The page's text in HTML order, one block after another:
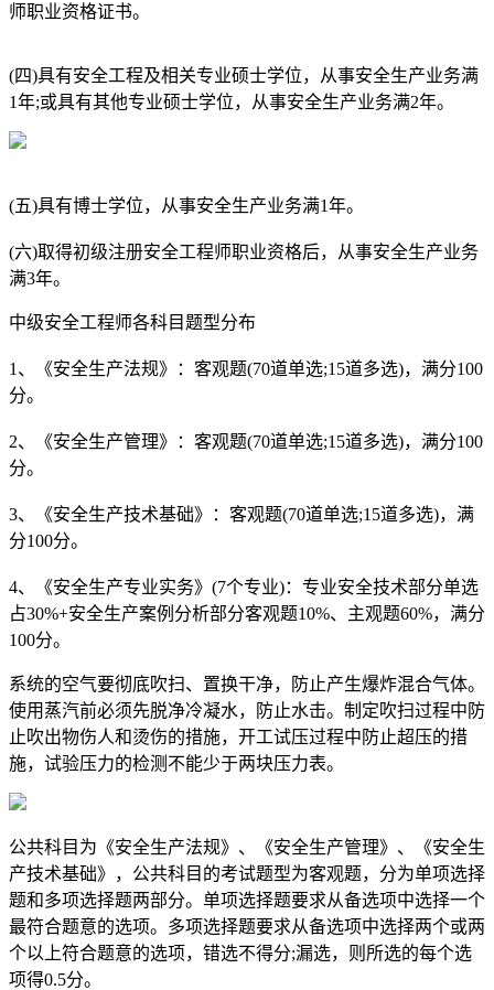
师职业资格证书。
(四)具有安全工程及相关专业硕士学位，从事安全生产业务满
1年;或具有其他专业硕士学位，从事安全生产业务满2年。
(五)具有博士学位，从事安全生产业务满1年。
(六)取得初级注册安全工程师职业资格后，从事安全生产业务
满3年。
中级安全工程师各科目题型分布
1、《安全生产法规》：客观题(70道单选;15道多选)，满分100
分。
2、《安全生产管理》：客观题(70道单选;15道多选)，满分100
分。
3、《安全生产技术基础》：客观题(70道单选;15道多选)，满
分100分。
4、《安全生产专业实务》(7个专业)：专业安全技术部分单选
占30%+安全生产案例分析部分客观题10%、主观题60%，满分
100分。
系统的空气要彻底吹扫、置换干净，防止产生爆炸混合气体。
使用蒸汽前必须先脱净冷凝水，防止水击。制定吹扫过程中防
止吹出物伤人和烫伤的措施，开工试压过程中防止超压的措
施，试验压力的检测不能少于两块压力表。
公共科目为《安全生产法规》、《安全生产管理》、《安全生
产技术基础》，公共科目的考试题型为客观题，分为单项选择
题和多项选择题两部分。单项选择题要求从备选项中选择一个
最符合题意的选项。多项选择题要求从备选项中选择两个或两
个以上符合题意的选项，错选不得分;漏选，则所选的每个选
项得0.5分。